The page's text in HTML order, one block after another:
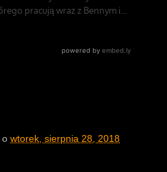
o wtorek, sierpnia 28, 2018